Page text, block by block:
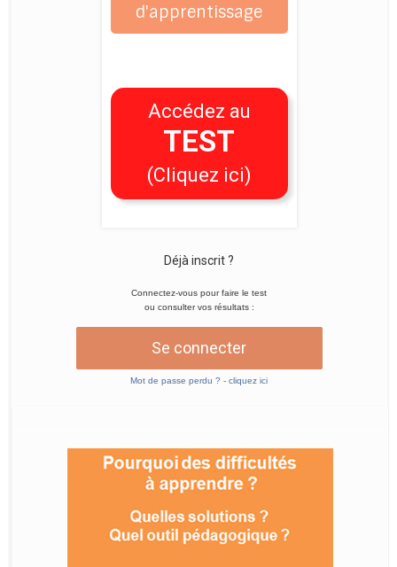
d'apprentissage
Accédez au
TEST
(Cliquez ici)
Déjà inscrit ?
Connectez-vous pour faire le test
ou consulter vos résultats :
Se connecter
Mot de passe perdu ? - cliquez ici